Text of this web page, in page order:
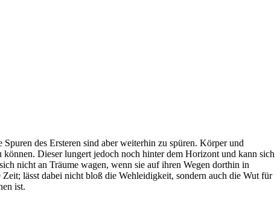
des Ersteren sind aber weiterhin zu spüren. Körper und
Dieser lungert jedoch noch hinter dem Horizont und kann sich
nicht an Träume wagen, wenn sie auf ihren Wegen dorthin in
lässt dabei nicht bloß die Wehleidigkeit, sondern auch die Wut für
ist.